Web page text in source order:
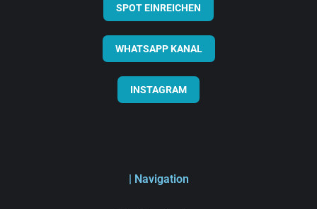
SPOT EINREICHEN
WHATSAPP KANAL
INSTAGRAM
| Navigation